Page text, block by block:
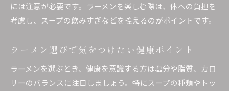
には注意が必要です。ラーメンを楽しむ際は、体への負担を
考慮し、スープの飲みすぎなどを控えるのがポイントです。
ラーメン選びで気をつけたい健康ポイント
ラーメンを選ぶとき、健康を意識する方は塩分や脂質、カロ
リーのバランスに注目しましょう。特にスープの種類やトッ